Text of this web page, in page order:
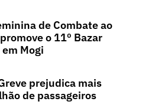
de Combate ao
o 11º Bazar
Mogi
prejudica mais
de passageiros